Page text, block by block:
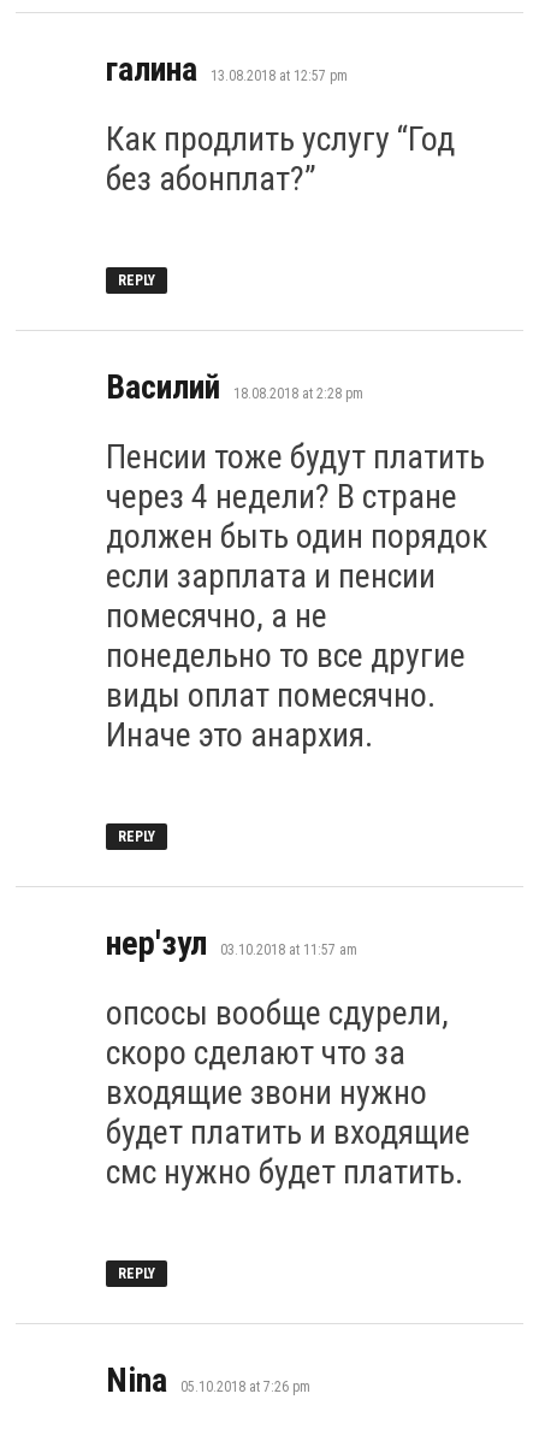
галина says:
13.08.2018 at 12:57 pm
Как продлить услугу “Год
без абонплат?”
REPLY
Василий says:
18.08.2018 at 2:28 pm
Пенсии тоже будут платить
через 4 недели? В стране
должен быть один порядок
если зарплата и пенсии
помесячно, а не
понедельно то все другие
виды оплат помесячно.
Иначе это анархия.
REPLY
нер'зул says:
03.10.2018 at 11:57 am
опсосы вообще сдурели,
скоро сделают что за
входящие звони нужно
будет платить и входящие
смс нужно будет платить.
REPLY
Nina says:
05.10.2018 at 7:26 pm